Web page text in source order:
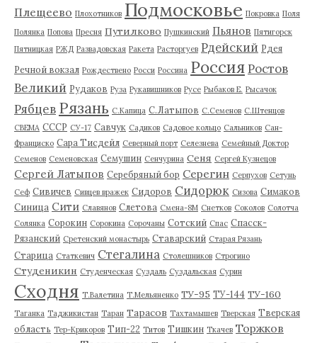
Плещеево Плохотников Подмосковье Покровка Поля
Полянка Попова Пресня Путилково Пушкинский Пьянов Пятигорск
Пятницкая РЖД Развадовская Ракета Расторгуев Рдейский Рдея
Речной вокзал Рождествено Росси Россина Россия Ростов
Великий Рудаков Руза Рукавишников Русе Рыбаков Е. Рысачок
Рябцев Рязань С.Капица С.Латыпов С.Семенов С.Штенцов
СВЕМА СССР СУ-17 Савчук Садиков Садовое кольцо Сальников Сан-
Франциско Сара Тисдейл Северный порт Селезнева Семейный Доктор
Семенов Семеновская Семушин Сенчурина Сеня Сергей Кузнецов
Сергей Латыпов Серебряный бор Серегин Серпухов Сетунь
Сеф Сивичев Сивцев вражек Сидоров Сидорюк Сизова Симаков
Синица Сити Славянов Слетова Смена-8М Снетков Соколов Солотча
Солянка Сорокин Сорокина Сорочаны Сотский Спас Спасск-
Рязанский Сретенский монастырь Ставарский Старая Рязань
Старица Статкевич Стегалина Столешников Строгино
Студеникин Студенческая Суздаль Суздальская Сурин
Сходня Т.Валетина Т.Мельяненко ТУ-95 ТУ-144 ТУ-160
Таганка Таджикистан Таран Тарасов Тахтамышев Тверская Тверская
область Тер-Крикоров Тип-22 Титов Тишкин Ткачев Торжков